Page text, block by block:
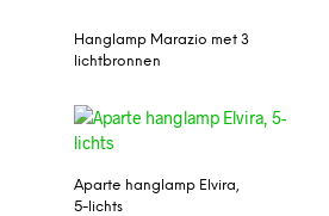
Hanglamp Marazio met 3
lichtbronnen
Aparte hanglamp Elvira,
5-lichts